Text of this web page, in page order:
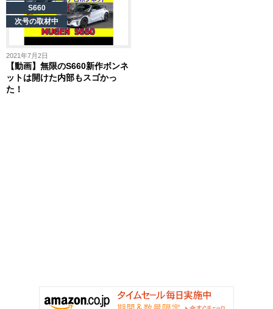
2021年7月2日
【動画】無限のS660新作ボンネ
ットは開けた内部もスゴかっ
た！
S660
次号の取材中